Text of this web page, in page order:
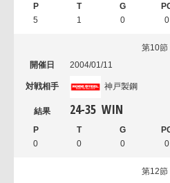
5 1 0 0
第10節
2004/01/11
神戸製鋼
24-35 WIN
0 0 0 0
第12節